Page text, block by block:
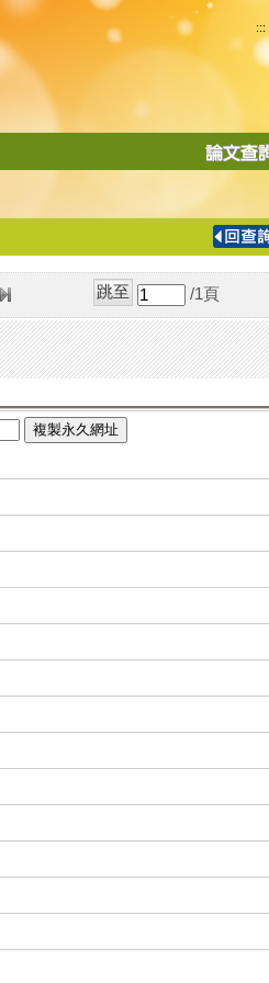
:::
導
/1 頁
複製永久網址